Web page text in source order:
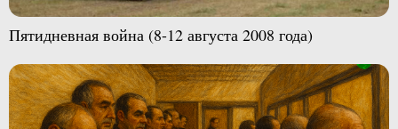
Пятидневная война (8-12 августа 2008 года)